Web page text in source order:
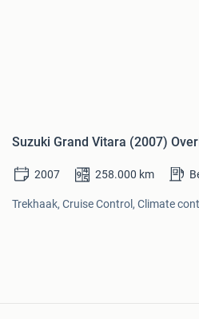
Suzuki Grand Vitara (2007)
2007 258.000 km
Trekhaak, Cruise Control, Climate